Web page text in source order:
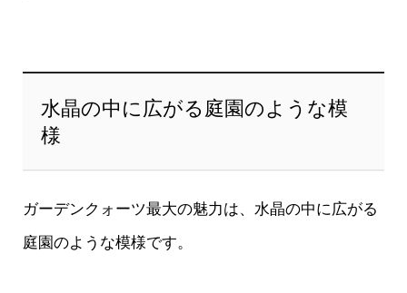
水晶の中に広がる庭園のような模
様
ガーデンクォーツ最大の魅力は、水晶の中に広がる
庭園のような模様です。